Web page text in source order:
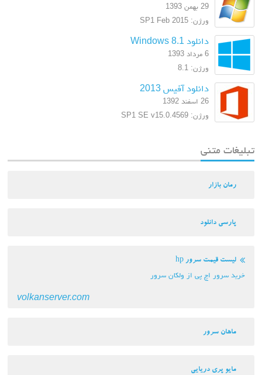
29 بهمن 1393
ورژن: SP1 Feb 2015
دانلود Windows 8.1
6 مرداد 1393
ورژن: 8.1
دانلود آفیس 2013
26 اسفند 1392
ورژن: SP1 SE v15.0.4569
تبلیغات متنی
رمان بازار
پارسی دانلود
لیست قیمت سرور hp
خرید سرور اچ پی از ولکان سرور
volkanserver.com
ماهان سرور
مایو پری دریایی